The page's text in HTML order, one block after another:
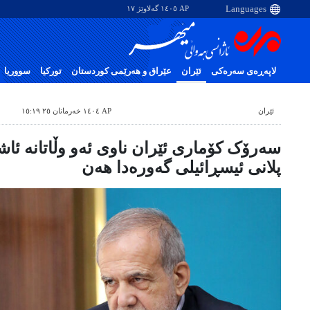
AP ١٤٠٥ گەلاوێژ ١٧
لاپەڕەی سەرەکی ئێران عێراق و هەرێمی کوردستان تورکیا سووریا
ئێران AP ١٤٠٤ خەرمانان ٢٥ ١٥:١٩
سەرۆک کۆماری ئێران ناوی ئەو وڵاتانە
پلانی ئیسڕائیلی گەورەدا هەن